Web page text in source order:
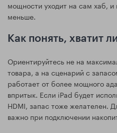
мощности уходит на сам хаб,
меньше.
Как понять, хватит
Ориентируйтесь не на
товара, а на сценарий с
работает от более мощного
впритык. Если iPad будет
HDMI, запас тоже желателен.
важно при подключении